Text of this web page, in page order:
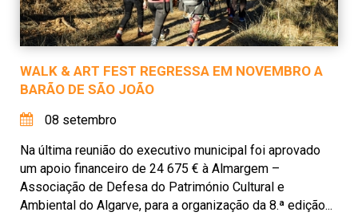
WALK & ART FEST REGRESSA EM NOVEMBRO A
BARÃO DE SÃO JOÃO
08 setembro
Na última reunião do executivo municipal foi aprovado
um apoio financeiro de 24 675 € à Almargem –
Associação de Defesa do Património Cultural e
Ambiental do Algarve, para a organização da 8.ª edição...